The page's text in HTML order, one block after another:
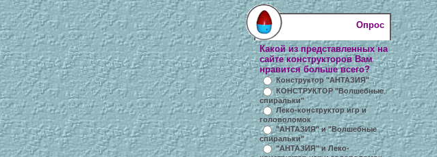
Опрос
Какой из представленных на
сайте конструкторов Вам
нравится больше всего?
Конструктор "АНТАЗИЯ"
КОНСТРУКТОР "Волшебные
спиральки"
Леко-конструктор игр и
головоломок
"АНТАЗИЯ" и "Волшебные
спиральки"
"АНТАЗИЯ" и Леко-